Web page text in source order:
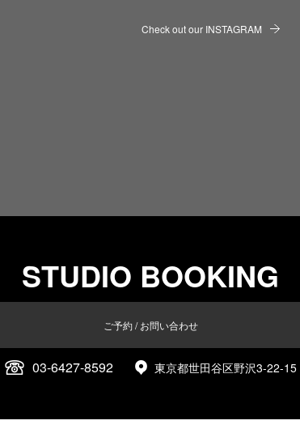
Check out our INSTAGRAM
STUDIO BOOKING
ご予約 / お問い合わせ
03-6427-8592 東京都世田谷区野沢3-22-15